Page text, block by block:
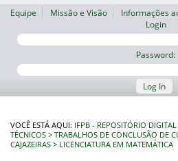
Equipe Missão e Visão Informações
Login
Password:
Log In
VOCÊ ESTÁ AQUI: IFPB - REPOSITÓRIO DIGITAL
TÉCNICOS
TRABALHOS DE CONCLUSÃO DE
CAJAZEIRAS
LICENCIATURA EM MATEMÁTICA